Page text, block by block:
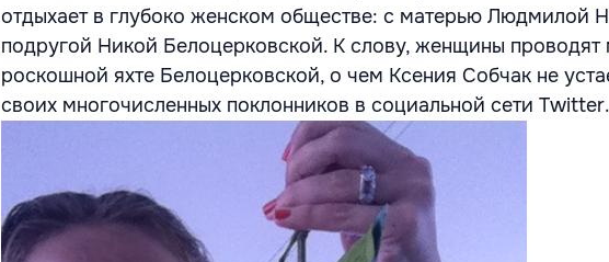
отдыхает в глубоко женском обществе: с матерью Людмилой
подругой Никой Белоцерковской. К слову, женщины проводят
роскошной яхте Белоцерковской, о чем Ксения Собчак не
своих многочисленных поклонников в социальной сети Twitter.